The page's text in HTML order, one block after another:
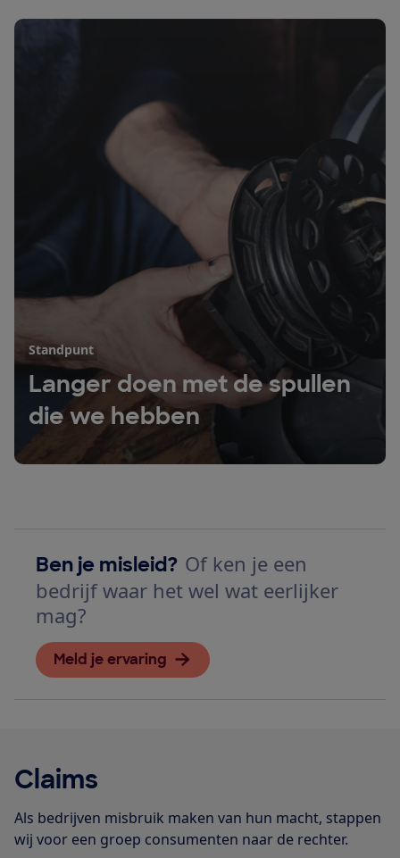
Standpunt
Langer doen met de spullen
die we hebben
Ben je misleid? Of ken je een
bedrijf waar het wel wat eerlijker
mag?
Meld je ervaring
Claims
Als bedrijven misbruik maken van hun macht, stappen
wij voor een groep consumenten naar de rechter.